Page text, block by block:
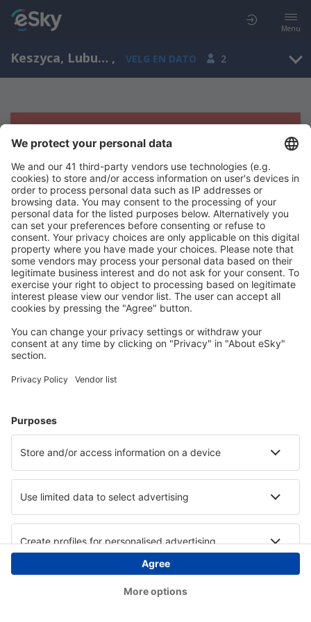
Menu
Keszyca, Lubusz, Polen , VELG EN DATO 2
Beklager, søket ga ingen resultater
Prøv å søk etter andre kriterier
Copyright © eSkyTravel.no. Alle rettigheter forbeholdt.